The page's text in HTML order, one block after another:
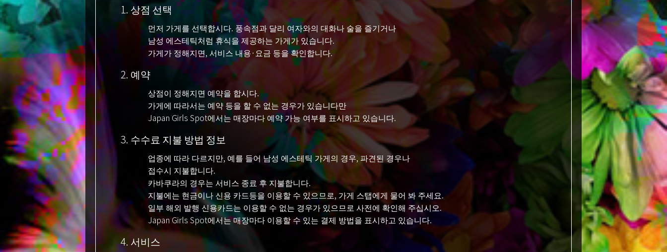
1. 상점 선택
먼저 가게를 선택합시다. 풍속점과 달리 여자와의 대화나 술을 즐기거나
남성 에스테틱처럼 휴식을 제공하는 가게가 있습니다.
가게가 정해지면, 서비스 내용·요금 등을 확인합니다.
2. 예약
상점이 정해지면 예약을 합시다.
가게에 따라서는 예약 등을 할 수 없는 경우가 있습니다만
Japan Girls Spot에서는 매장마다 예약 가능 여부를 표시하고 있습니다.
3. 수수료 지불 방법 정보
업종에 따라 다르지만, 예를 들어 남성 에스테틱 가게의 경우, 파견된 경우나
접수시 지불합니다.
카바쿠라의 경우는 서비스 종료 후 지불합니다.
지불에는 현금이나 신용 카드등을 이용할 수 있으므로, 가게 스탭에게 물어 봐 주세요.
일부 해외 발행 신용카드는 이용할 수 없는 경우가 있으므로 사전에 확인해 주십시오.
Japan Girls Spot에서는 매장마다 이용할 수 있는 결제 방법을 표시하고 있습니다.
4. 서비스